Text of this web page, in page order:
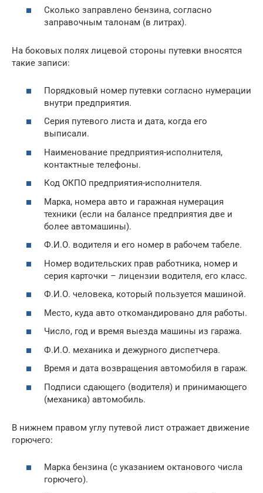
Сколько заправлено бензина, согласно
заправочным талонам (в литрах).
На боковых полях лицевой стороны путевки вносятся
такие записи:
Порядковый номер путевки согласно нумерации
внутри предприятия.
Серия путевого листа и дата, когда его
выписали.
Наименование предприятия-исполнителя,
контактные телефоны.
Код ОКПО предприятия-исполнителя.
Марка, номера авто и гаражная нумерация
техники (если на балансе предприятия две и
более автомашины).
Ф.И.О. водителя и его номер в рабочем табеле.
Номер водительских прав работника, номер и
серия карточки – лицензии водителя, его класс.
Ф.И.О. человека, который пользуется машиной.
Место, куда авто откомандировано для работы.
Число, год и время выезда машины из гаража.
Ф.И.О. механика и дежурного диспетчера.
Время и дата возвращения автомобиля в гараж.
Подписи сдающего (водителя) и принимающего
(механика) автомобиль.
В нижнем правом углу путевой лист отражает движение
горючего:
Марка бензина (с указанием октанового числа
горючего).